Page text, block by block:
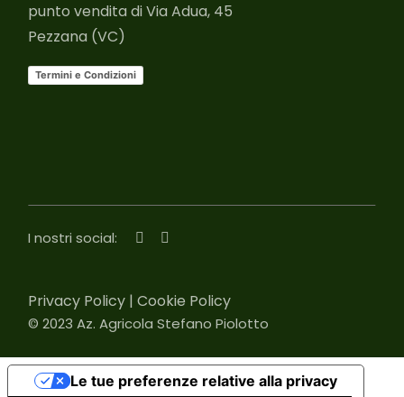
punto vendita di Via Adua, 45
Pezzana (VC)
Termini e Condizioni
I nostri social:
Privacy Policy |Cookie Policy
© 2023Az. Agricola Stefano Piolotto
Le tue preferenze relative alla privacy